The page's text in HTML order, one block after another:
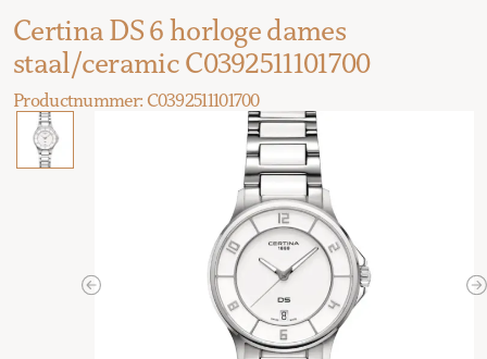
Certina DS 6 horloge dames
staal/ceramic C0392511101700
Previous